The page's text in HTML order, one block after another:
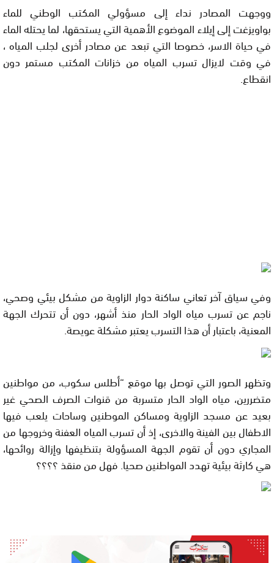
ووجهت المصادر نداء إلى مسؤولي المكتب الوطني للماء
بواويزغت إلى إيلاء الموضوع الأهمية التي يستحقها، لما يحتله الماء
في حياة الاسر، خصوصا التي تبعد عن مصادر أخرى لجلب المياه ،
في وقت لايزال تسرب المياه من خزانات المكتب مستمر دون
انقطاع.
وفي سياق آخر تعاني ساكنة دوار الزاوية من مشكل بيئي وصحي،
ناجم عن تسرب مياه الواد الحار منذ أشهر، دون أن تتحرك الجهة
المعنية، باعتبار أن هذا التسرب يعتبر مشكلة عويصة.
وتظهر الصور التي توصل بها موقع “أطلس سكوب، من مواطنين
متضررين، مياه الواد الحار متسربة من قنوات الصرف الصحي غير
بعيد عن مسجد الزاوية ومساكن الموطنين وساحات يلعب فيها
الاطفال بين الفينة والاخرى، إذ أن تسرب المياه العفنة وخروجها من
المجاري دون أن تقوم الجهة المسؤولة بتنظيفها وإزالة روائحها،
هي كارثة بيئية تهدد المواطنين صحيا. فهل من منقذ ؟؟؟؟